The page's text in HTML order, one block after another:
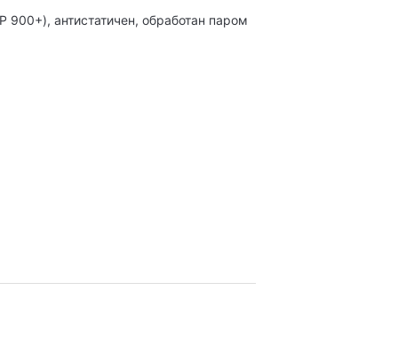
900+), антистатичен, обработан паром